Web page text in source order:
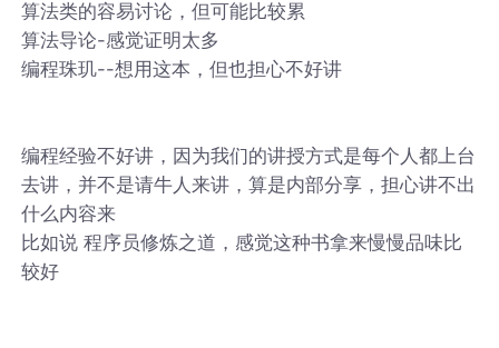
算法类的容易讨论，但可能比较累
算法导论-感觉证明太多
编程珠玑--想用这本，但也担心不好讲
编程经验不好讲，因为我们的讲授方式是每个人都上台
去讲，并不是请牛人来讲，算是内部分享，担心讲不出
什么内容来
比如说 程序员修炼之道，感觉这种书拿来慢慢品味比
较好